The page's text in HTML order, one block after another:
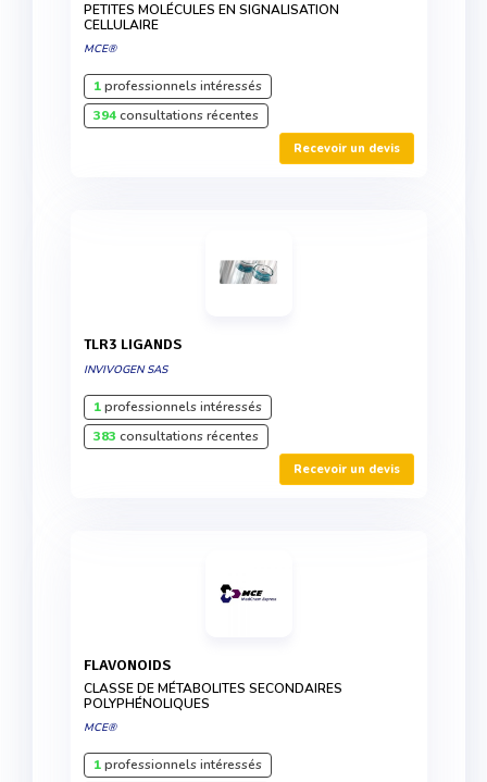
PETITES MOLÉCULES EN SIGNALISATION
CELLULAIRE
MCE®
1professionnels intéressés
394consultations récentes
Recevoir un devis
TLR3 LIGANDS
INVIVOGEN SAS
1professionnels intéressés
383 consultations récentes
Recevoir un devis
FLAVONOIDS
CLASSE DE MÉTABOLITES SECONDAIRES
POLYPHÉNOLIQUES
MCE®
1professionnels intéressés